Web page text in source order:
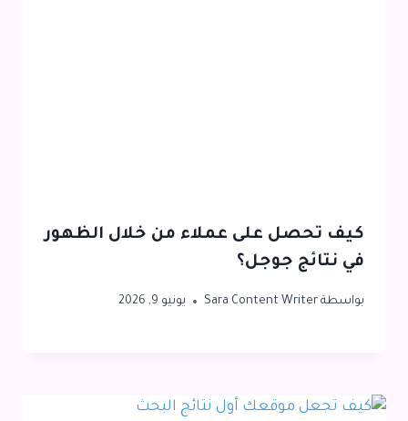
كيف تحصل على عملاء من خلال الظهور
في نتائج جوجل؟
بواسطة Sara Content Writer يونيو 9, 2026